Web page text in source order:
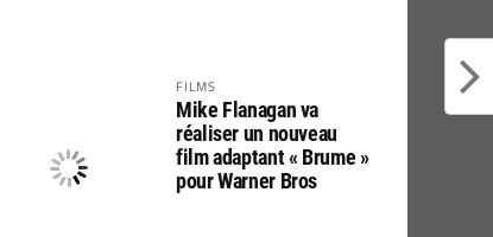
FILMS
Mike Flanagan va
réaliser un nouveau
film adaptant « Brume »
pour Warner Bros